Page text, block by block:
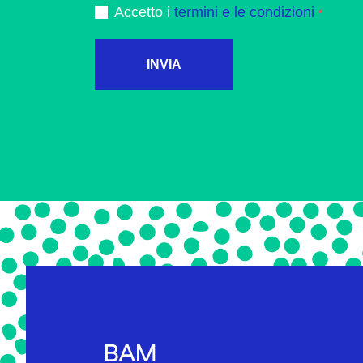
Accetto i termini e le condizioni
INVIA
BAM